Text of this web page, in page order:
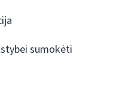
sumokėti